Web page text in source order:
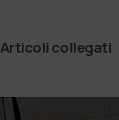
Articoli collegati